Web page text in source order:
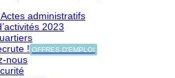
administratifs
2023
! OFFRES D'EMPLOI
nous